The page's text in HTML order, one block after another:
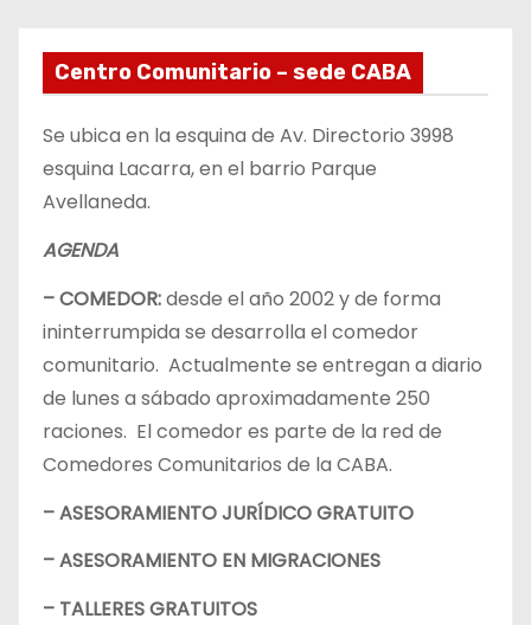
Centro Comunitario – sede CABA
Se ubica en la esquina de Av. Directorio 3998
esquina Lacarra, en el barrio Parque
Avellaneda.
AGENDA
– COMEDOR:desde el año 2002 y de forma
ininterrumpida se desarrolla el comedor
comunitario. Actualmente se entregan a diario
de lunes a sábado aproximadamente 250
raciones. El comedor es parte de la red de
Comedores Comunitarios de la CABA.
– ASESORAMIENTO JURÍDICO GRATUITO
– ASESORAMIENTO EN MIGRACIONES
– TALLERES GRATUITOS